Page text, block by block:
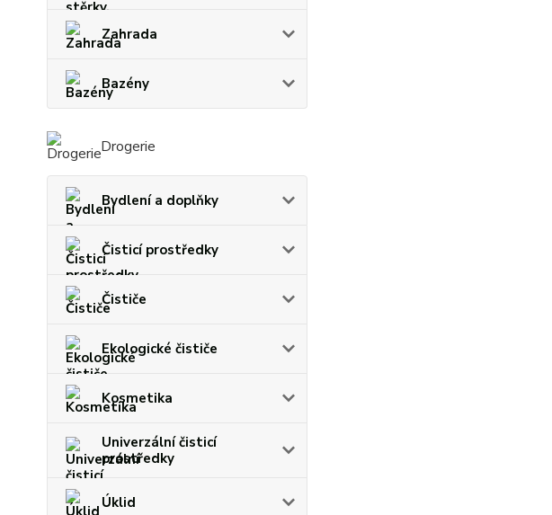
Zahrada
Bazény
Drogerie
Bydlení a doplňky
Čisticí prostředky
Čističe
Ekologické čističe
Kosmetika
Univerzální čisticí
prostředky
Úklid